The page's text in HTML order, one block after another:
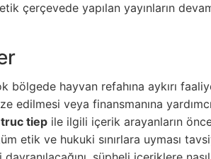
çerçevede yapılan yayınların
bölgede hayvan refahına aykırı
edilmesi veya finansmanına
tiep ile ilgili içerik arayanların
etik ve hukuki sınırlara uyması